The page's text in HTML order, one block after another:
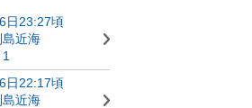
日23:27頃
島近海
日22:17頃
島近海